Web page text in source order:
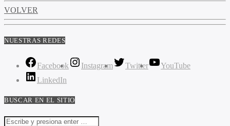
VOLVER
NUESTRAS REDES
Facebook Instagram Twitter
YouTube
LinkedIn
BUSCAR EN EL SITIO